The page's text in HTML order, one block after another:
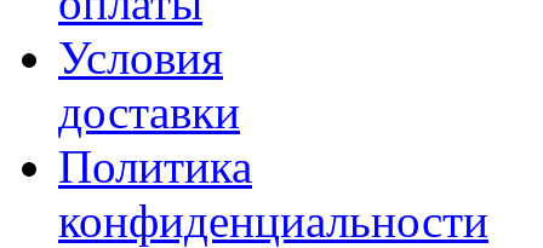
Условия
доставки
Политика
конфиденциальности